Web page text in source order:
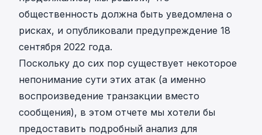
общественность должна быть уведомлена о
рисках, и опубликовали предупреждение 18
сентября 2022 года.
Поскольку до сих пор существует некоторое
непонимание сути этих атак (а именно
воспроизведение транзакции вместо
сообщения), в этом отчете мы хотели бы
предоставить подробный анализ для